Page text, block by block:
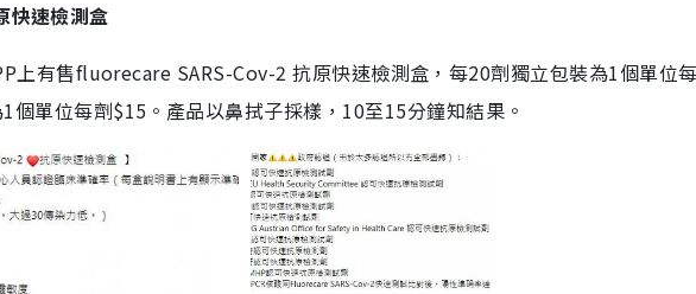
速檢測盒
上有售fluorecare SARS-Cov-2 抗原快速檢測盒，每20劑獨立包裝為1個單位
單位每劑$15。產品以鼻拭子採樣，10至15分鐘知結果。